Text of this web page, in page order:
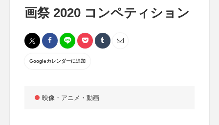
画祭 2020 コンペティション
Googleカレンダーに追加
映像・アニメ・動画